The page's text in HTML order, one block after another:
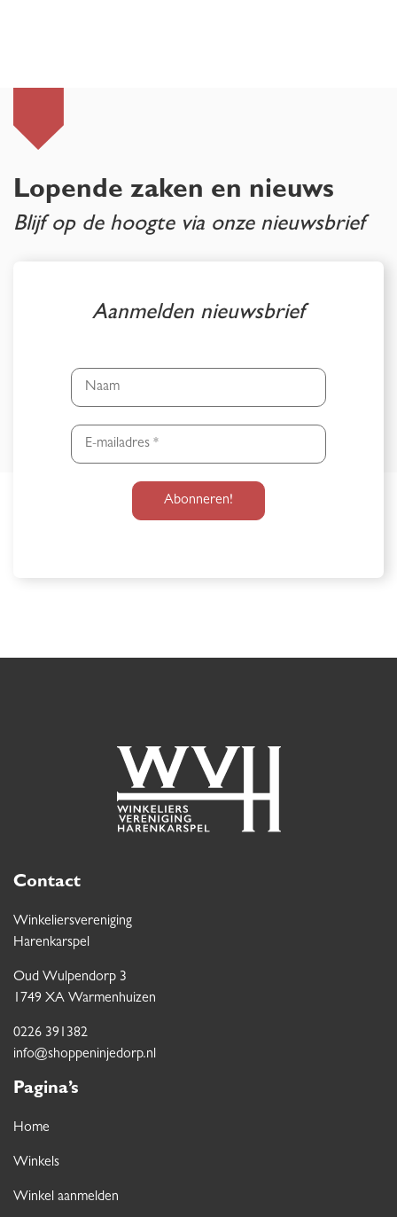
Lopende zaken en nieuws
Blijf op de hoogte via onze nieuwsbrief
Aanmelden nieuwsbrief
Contact
Winkeliersvereniging
Harenkarspel
Oud Wulpendorp 3
1749 XA Warmenhuizen
0226 391382
info@shoppeninjedorp.nl
Pagina’s
Home
Winkels
Winkel aanmelden